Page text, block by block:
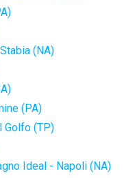
(NA)
(PA)
Golfo (TP)
Ideal - Napoli (NA)